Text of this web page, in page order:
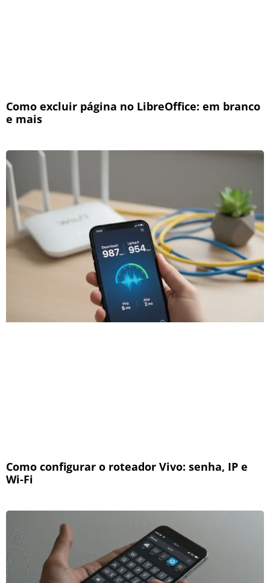
Como excluir página no LibreOffice: em branco
e mais
Como configurar o roteador Vivo: senha, IP e
Wi-Fi